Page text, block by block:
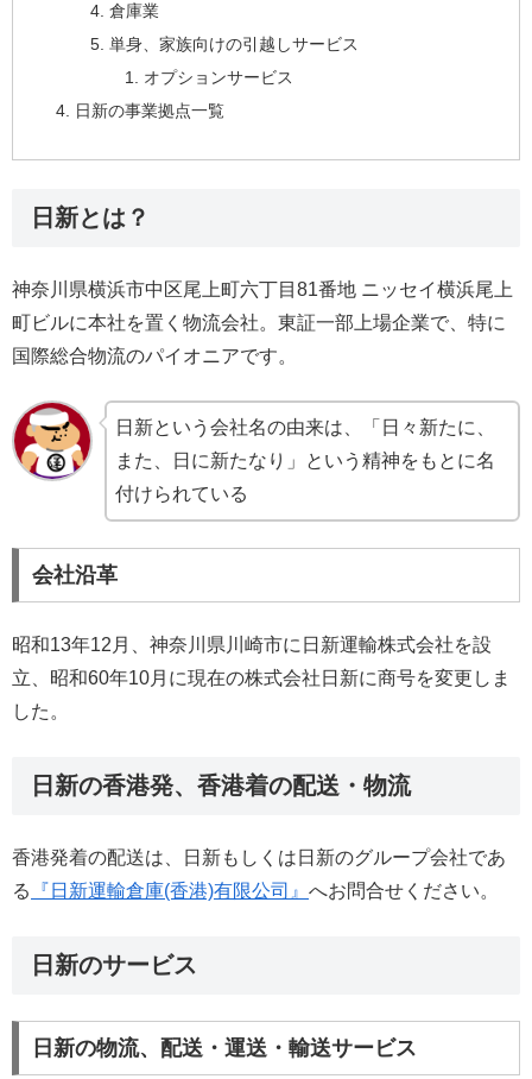
倉庫業
単身、家族向けの引越しサービス
オプションサービス
日新の事業拠点一覧
日新とは？
神奈川県横浜市中区尾上町六丁目81番地 ニッセイ横浜尾上
町ビルに本社を置く物流会社。東証一部上場企業で、特に
国際総合物流のパイオニアです。
日新という会社名の由来は、「日々新たに、
また、日に新たなり」という精神をもとに名
付けられている
会社沿革
昭和13年12月、神奈川県川崎市に日新運輸株式会社を設
立、昭和60年10月に現在の株式会社日新に商号を変更しま
した。
日新の香港発、香港着の配送・物流
香港発着の配送は、日新もしくは日新のグループ会社であ
る
『日新運輸倉庫(香港)有限公司』 へお問合せください。
日新のサービス
日新の物流、配送・運送・輸送サービス